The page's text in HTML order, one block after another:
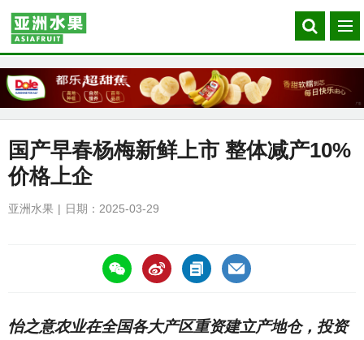
Search
our
菜
单
国产早春杨梅新鲜上市 整体减产10%
价格上企
亚洲水果 日期：2025-03-29
https://asiafruitchina.net/29570.html
怡之意农业在全国各大产区重资建立产地仓，投资